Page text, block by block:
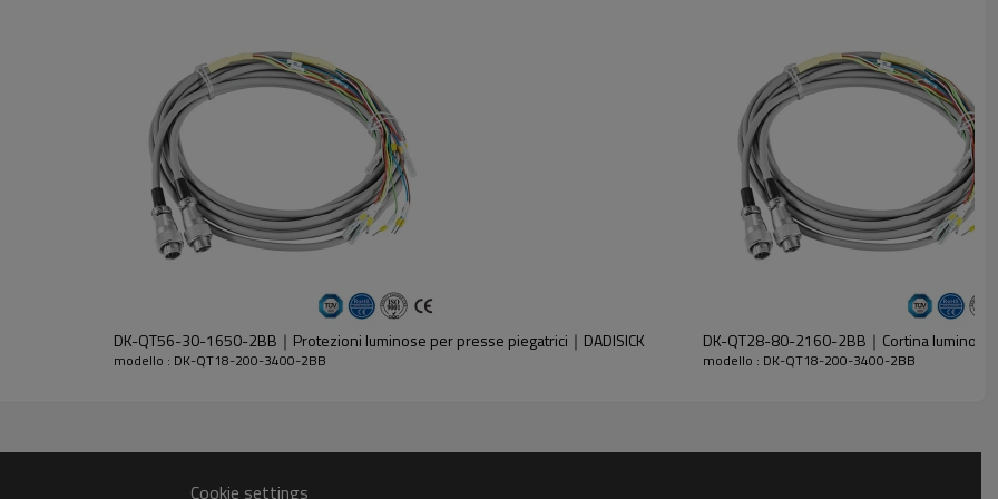
dell'emettitore e del ricevitore.
DK-QT56-30-1650-2BB｜Protezioni luminose per presse piegatrici｜DADISICK
modello : DK-QT18-200-3400-2BB
DK-QT28-80-2160-2BB｜Cortina luminosa
modello : DK-QT18-200-3400-2BB
Cookie settings